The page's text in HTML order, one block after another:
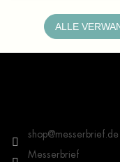
ALLE
shop@messerbrief.de
Messerbrief